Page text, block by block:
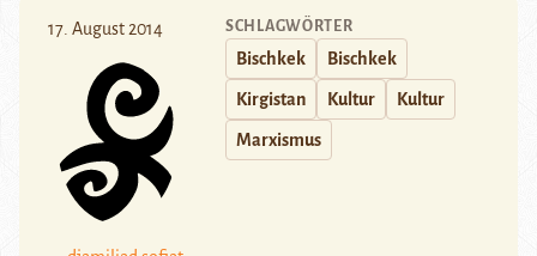
17. August 2014 SCHLAGWÖRTER
Bischkek Bischkek
Kirgistan Kultur Kultur
Marxismus